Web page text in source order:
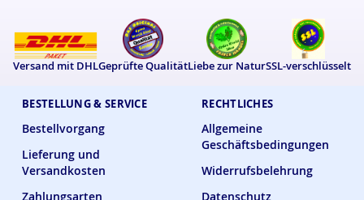
BESTELLUNG & SERVICE
Bestellvorgang
Lieferung und
Versandkosten
Zahlungsarten
RECHTLICHES
Allgemeine
Geschäftsbedingungen
Widerrufsbelehrung
Datenschutz
Versand mit DHLGeprüfte QualitätLiebe zur NaturSSL-verschlüsselt